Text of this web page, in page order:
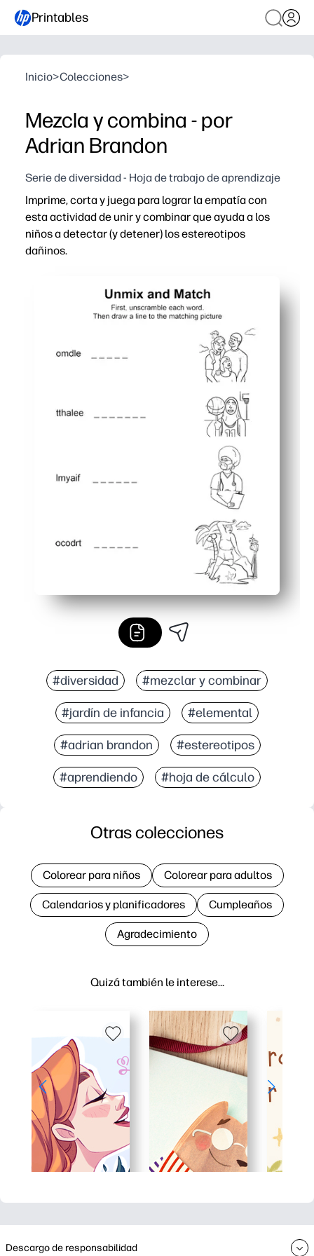
Printables
Inicio>Colecciones>
Mezcla y combina - por
Adrian Brandon
Serie de diversidad - Hoja de trabajo de aprendizaje
Imprime, corta y juega para lograr la empatía con
esta actividad de unir y combinar que ayuda a los
niños a detectar (y detener) los estereotipos
dañinos.
El juego práctico de emparejamiento mantiene a los
Promueve una conversación reflexiva sobre la
Formatos flexibles: utilícelos para centros, grupos
#diversidad #mezclar y combinar
#jardín de infancia #elemental
#adrian brandon #estereotipos
#aprendiendo #hoja de cálculo
Quizá también le interese…
Otras colecciones
Colorear para niños Colorear para adultos
Calendarios y planificadores Cumpleaños
Agradecimiento
Descargo de responsabilidad